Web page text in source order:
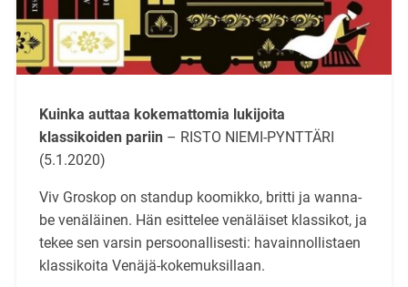
Kuinka auttaa kokemattomia lukijoita
klassikoiden pariin– RISTO NIEMI-PYNTTÄRI
(5.1.2020)
Viv Groskop on standup koomikko, britti ja wanna-
be venäläinen. Hän esittelee venäläiset klassikot, ja
tekee sen varsin persoonallisesti: havainnollistaen
klassikoita Venäjä-kokemuksillaan.